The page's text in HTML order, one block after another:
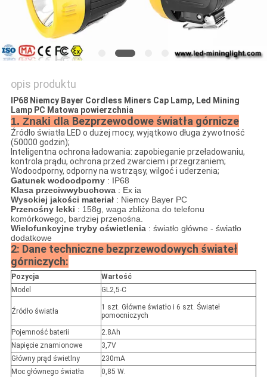
opis produktu
IP68 Niemcy Bayer Cordless Miners Cap Lamp, Led Mining
Lamp PC Matowa powierzchnia
1. Znaki dla Bezprzewodowe światła górnicze
Źródło światła LED o dużej mocy, wyjątkowo długa żywotność
(50000 godzin);
Inteligentna ochrona ładowania: zapobieganie przeładowaniu,
kontrola prądu, ochrona przed zwarciem i przegrzaniem;
Wodoodporny, odporny na wstrząsy, wilgoć i uderzenia;
Gatunek wodoodporny : IP68
Klasa przeciwwybuchowa : Ex ia
Wysokiej jakości materiał : Niemcy Bayer PC
Przenośny lekki : 158g, waga zbliżona do telefonu
komórkowego, bardziej przenośna.
Wielofunkcyjne tryby oświetlenia : światło główne - światło
dodatkowe
2: Dane techniczne bezprzewodowych świateł
górniczych:
Pozycja
Wartość
Model
GL2,5-C
Źródło światła
1 szt. Główne światło i 6 szt. Świateł
pomocniczych
Pojemność baterii
2.8Ah
Napięcie znamionowe
3,7V
Główny prąd świetlny
230mA
Moc głównego światła
0,85 W.